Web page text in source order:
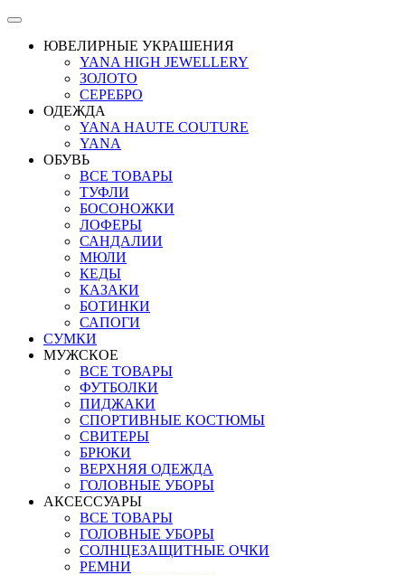
ЮВЕЛИРНЫЕ УКРАШЕНИЯ
YANA HIGH JEWELLERY
ЗОЛОТО
СЕРЕБРО
ОДЕЖДА
YANA HAUTE COUTURE
YANA
ОБУВЬ
ВСЕ ТОВАРЫ
ТУФЛИ
БОСОНОЖКИ
ЛОФЕРЫ
САНДАЛИИ
МЮЛИ
КЕДЫ
КАЗАКИ
БОТИНКИ
САПОГИ
СУМКИ
МУЖСКОЕ
ВСЕ ТОВАРЫ
ФУТБОЛКИ
ПИДЖАКИ
СПОРТИВНЫЕ КОСТЮМЫ
СВИТЕРЫ
БРЮКИ
ВЕРХНЯЯ ОДЕЖДА
ГОЛОВНЫЕ УБОРЫ
АКСЕССУАРЫ
ВСЕ ТОВАРЫ
ГОЛОВНЫЕ УБОРЫ
СОЛНЦЕЗАЩИТНЫЕ ОЧКИ
РЕМНИ